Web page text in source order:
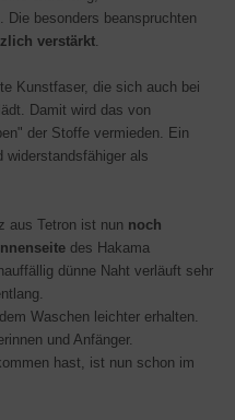
Die besonders beanspruchten
verstärkt
Kunstfaser, die sich auch bei
Damit wird das von
der Stoffe vermieden. Ein
widerstandsfähiger als
aus Tetron ist nun noch
des Hakama
dünne Naht verläuft sehr
Waschen leichter erhalten.
und Anfänger.
hast, ist nun schon im